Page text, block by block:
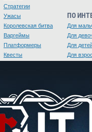
Стратегии
Ужасы
Королевская битва
Варгеймы
Платформеры
Квесты
ПО
Для
Для
Для
Для